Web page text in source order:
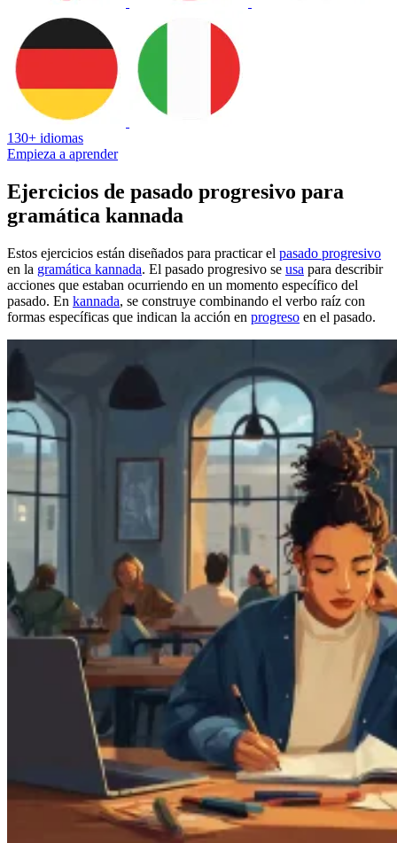
130+ idiomas
Empieza a aprender
Ejercicios de pasado progresivo para
gramática kannada
Estos ejercicios están diseñados para practicar el pasado progresivo
en la gramática kannada. El pasado progresivo se usa para describir
acciones que estaban ocurriendo en un momento específico del
pasado. En kannada, se construye combinando el verbo raíz con
formas específicas que indican la acción en progreso en el pasado.